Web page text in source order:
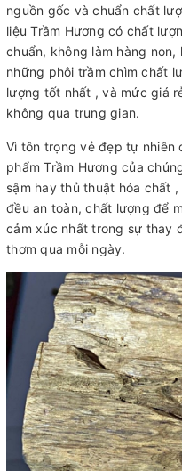
nguồn gốc và chuẩn chất
liệu Trầm Hương có chất
chuẩn, không làm hàng
những phôi trầm chìm chất
lượng tốt nhất , và mức giá
không qua trung gian.
Vì tôn trọng vẻ đẹp tự nhiên
phẩm Trầm Hương của
sậm hay thủ thuật hóa chất
đều an toàn, chất lượng để
cảm xúc nhất trong sự thay
thơm qua mỗi ngày.